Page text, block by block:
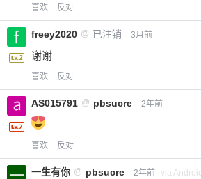
喜欢 反对
freey2020 @ 已注销 3月前
谢谢
喜欢 反对
AS015791 @ pbsucre 2年前
喜欢 反对
一生有你 @ pbsucre 2年前 via Android